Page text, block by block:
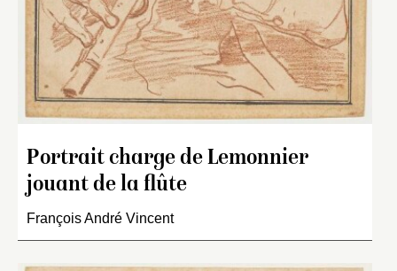
Portrait charge de Lemonnier
jouant de la flûte
François André Vincent